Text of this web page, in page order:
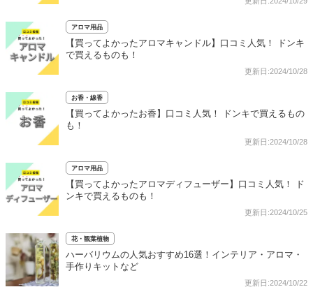
アロマ用品
【買ってよかったアロマキャンドル】口コミ人気！ ドンキ
で買えるものも！
更新日:2024/10/28
お香・線香
【買ってよかったお香】口コミ人気！ ドンキで買えるもの
も！
更新日:2024/10/28
アロマ用品
【買ってよかったアロマディフューザー】口コミ人気！ ド
ンキで買えるものも！
更新日:2024/10/25
花・観葉植物
ハーバリウムの人気おすすめ16選！インテリア・アロマ・
手作りキットなど
更新日:2024/10/22